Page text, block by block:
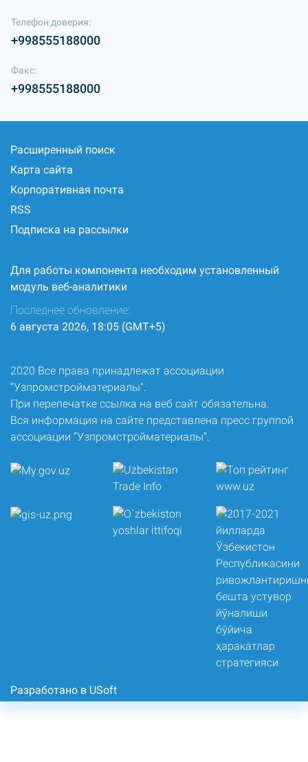
Телефон доверия:
+998555188000
Факс:
+998555188000
Расширенный поиск
Карта сайта
Корпоративная почта
RSS
Подписка на рассылки
Для работы компонента необходим установленный
модуль веб-аналитики
Последнее обновление:
6 августа 2026, 18:05 (GMT+5)
2020 Все права принадлежат ассоциации
“Узпромстройматериалы”.
При перепечатке ссылка на веб сайт обязательна.
Вся информация на сайте представлена пресс группой
ассоциации “Узпромстройматериалы”.
Разработано в USoft